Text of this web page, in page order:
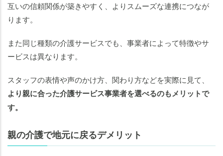
互いの信頼関係が築きやすく、よりスムーズな連携につなが
ります。
また同じ種類の介護サービスでも、事業者によって特徴やサ
ービスは異なります。
スタッフの表情や声のかけ方、関わり方などを実際に見て、
より親に合った介護サービス事業者を選べるのもメリットで
す。
親の介護で地元に戻るデメリット